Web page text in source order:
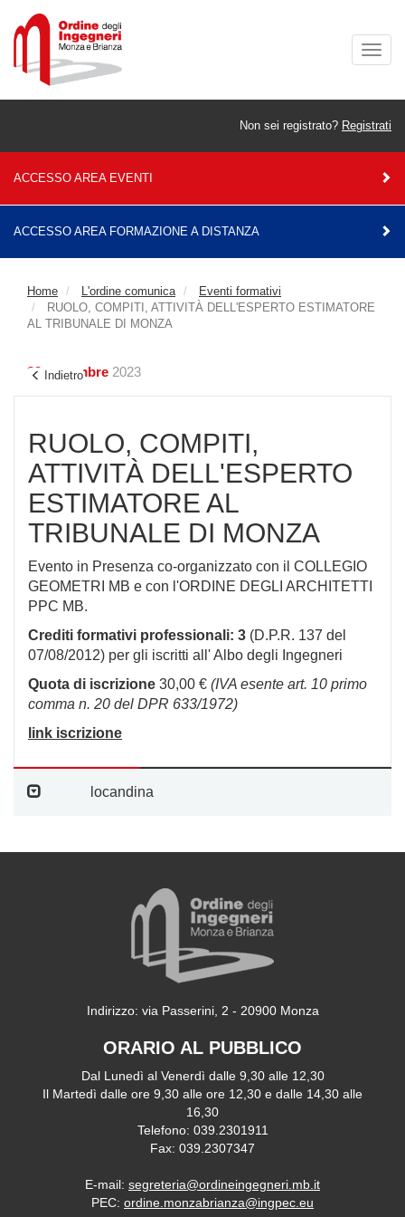
Non sei registrato? Registrati
ACCESSO AREA EVENTI
ACCESSO AREA FORMAZIONE A DISTANZA
Home L'ordine comunica
Eventi formativi
RUOLO, COMPITI, ATTIVITÀ DELL'ESPERTO ESTIMATORE
AL TRIBUNALE DI MONZA
29 settembre 2023
Indietro
RUOLO, COMPITI,
ATTIVITÀ DELL'ESPERTO
ESTIMATORE AL
TRIBUNALE DI MONZA
Evento in Presenza co-organizzato con il COLLEGIO
GEOMETRI MB e con l'ORDINE DEGLI ARCHITETTI
PPC MB.
Crediti formativi professionali: 3 (D.P.R. 137 del
07/08/2012) per gli iscritti all'Albo degli Ingegneri
Quota di iscrizione 30,00 € (IVA esente art. 10 primo
comma n. 20 del DPR 633/1972)
link iscrizione
locandina
Indirizzo: via Passerini, 2 - 20900 Monza
ORARIO AL PUBBLICO
Dal Lunedì al Venerdì dalle 9,30 alle 12,30
Il Martedì dalle ore 9,30 alle ore 12,30 e dalle 14,30 alle
16,30
Telefono: 039.2301911
Fax: 039.2307347
E-mail: segreteria@ordineingegneri.mb.it
PEC: ordine.monzabrianza@ingpec.eu